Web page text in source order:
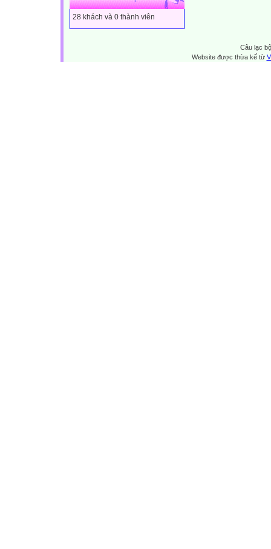
28 khách và 0 thành viên
Câu lạc
Website được thừa kế từ